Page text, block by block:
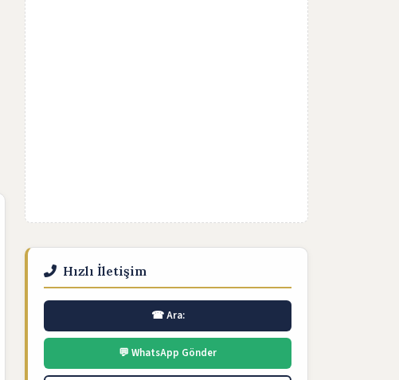
Hızlı İletişim
☎ Ara:
💬 WhatsApp Gönder